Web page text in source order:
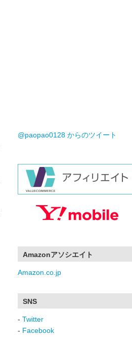
@paopao0128 からのツイート
Amazonアソシエイト
Amazon.co.jp
SNS
- Twitter
- Facebook